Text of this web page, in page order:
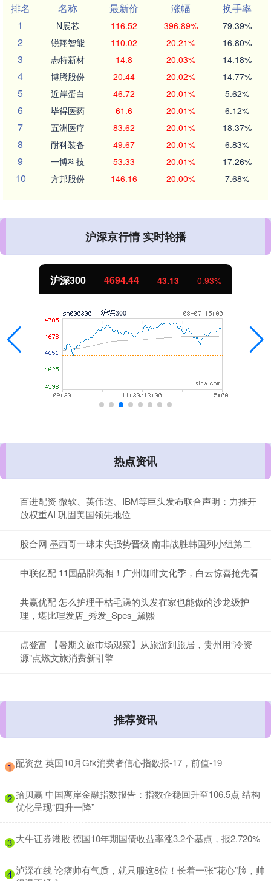
排名
名称 最新价 涨幅
换手率
1
N展芯 116.52 396.89% 79.39%
2 锐翔智能 110.02 20.21% 16.80%
3 志特新材 14.8 20.03% 14.18%
4 博腾股份 20.44 20.02% 14.77%
5 近岸蛋白 46.72 20.01% 5.62%
6 毕得医药 61.6 20.01% 6.12%
7 五洲医疗 83.62 20.01% 18.37%
8 耐科装备 49.67 20.01% 6.83%
9 一博科技 53.33 20.01% 17.26%
10 方邦股份 146.16 20.00% 7.68%
沪深京行情 实时轮播
沪深300 4694.44 43.13 0.93%
热点资讯
百进配资 微软、英伟达、IBM等巨头发布联合声明：力推开
放权重AI 巩固美国领先地位
股合网 墨西哥一球未失强势晋级 南非战胜韩国列小组第二
中联亿配 11国品牌亮相！广州咖啡文化季，白云惊喜抢先看
共赢优配 怎么护理干枯毛躁的头发在家也能做的沙龙级护
理，堪比理发店_秀发_Spes_黛熙
点登富 【暑期文旅市场观察】从旅游到旅居，贵州用“冷资
源”点燃文旅消费新引擎
推荐资讯
1 ​配资盘 英国10月Gfk消费者信心指数报-17，前值-19
2 ​拾贝赢 中国离岸金融指数报告：指数企稳回升至106.5点 结构
优化呈现“四升一降”
3 ​大牛证券港股 德国10年期国债收益率涨3.2个基点，报2.720%
4 ​泸深在线 论痞帅有气质，就只服这8位！长着一张“花心”脸，帅